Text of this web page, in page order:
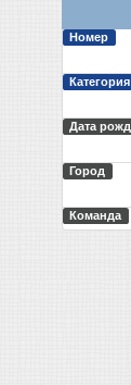
Номер
Категория
Дата
Город
Команда